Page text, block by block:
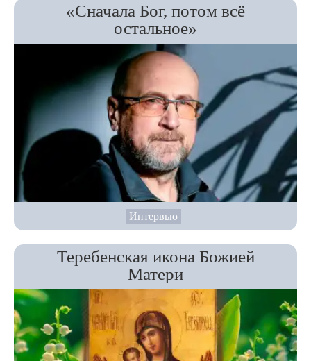
«Сначала Бог, потом всё
остальное»
Интервью
Теребенская икона Божией
Матери